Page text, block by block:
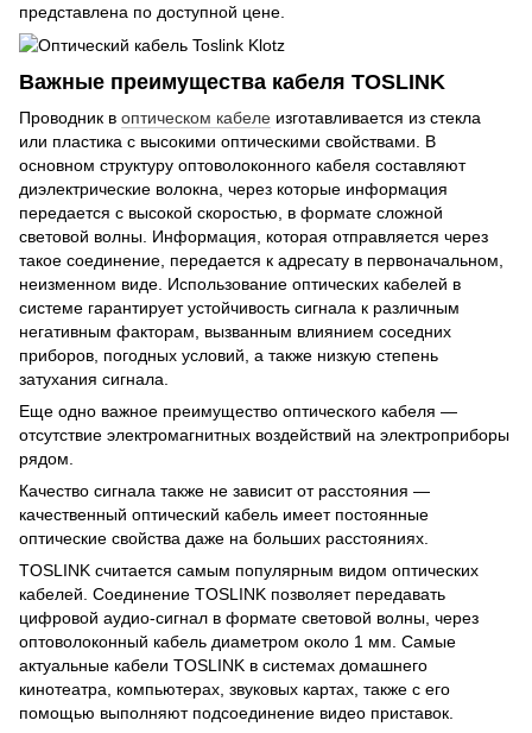
представлена по доступной цене.
Важные преимущества кабеля TOSLINK
Проводник в оптическом кабеле изготавливается из стекла
или пластика с высокими оптическими свойствами. В
основном структуру оптоволоконного кабеля составляют
диэлектрические волокна, через которые информация
передается с высокой скоростью, в формате сложной
световой волны. Информация, которая отправляется через
такое соединение, передается к адресату в первоначальном,
неизменном виде. Использование оптических кабелей в
системе гарантирует устойчивость сигнала к различным
негативным факторам, вызванным влиянием соседних
приборов, погодных условий, а также низкую степень
затухания сигнала.
Еще одно важное преимущество оптического кабеля —
отсутствие электромагнитных воздействий на электроприборы
рядом.
Качество сигнала также не зависит от расстояния —
качественный оптический кабель имеет постоянные
оптические свойства даже на больших расстояниях.
TOSLINK считается самым популярным видом оптических
кабелей. Соединение TOSLINK позволяет передавать
цифровой аудио-сигнал в формате световой волны, через
оптоволоконный кабель диаметром около 1 мм. Самые
актуальные кабели TOSLINK в системах домашнего
кинотеатра, компьютерах, звуковых картах, также с его
помощью выполняют подсоединение видео приставок.